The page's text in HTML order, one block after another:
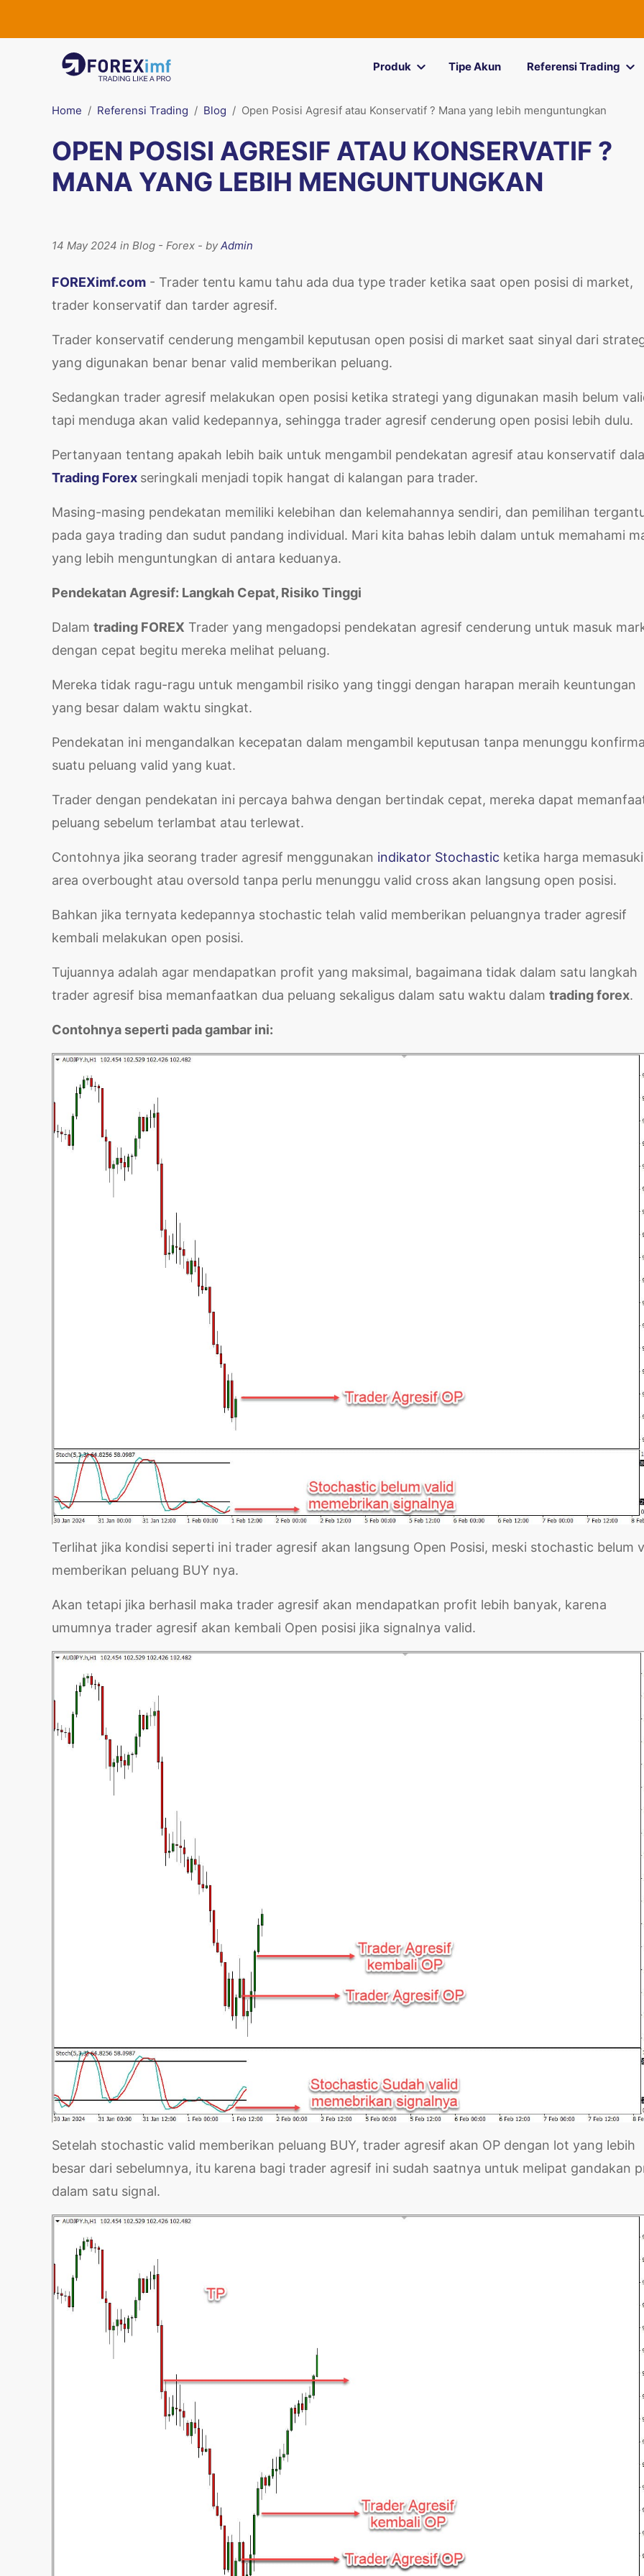
Produk Tipe Akun Referensi Trading
Home Referensi Trading Blog Open Posisi Agresif atau Konservatif ? Mana yang lebih menguntungkan
OPEN POSISI AGRESIF ATAU KONSERVATIF ?
MANA YANG LEBIH MENGUNTUNGKAN
14 May 2024 in Blog - Forex - byAdmin
FOREXimf.com - Trader tentu kamu tahu ada dua type trader ketika saat open posisi di market,
trader konservatif dan tarder agresif.
Trader konservatif cenderung mengambil keputusan open posisi di market saat sinyal dari
yang digunakan benar benar valid memberikan peluang.
Sedangkan trader agresif melakukan open posisi ketika strategi yang digunakan masih belum
tapi menduga akan valid kedepannya, sehingga trader agresif cenderung open posisi lebih dulu.
Pertanyaan tentang apakah lebih baik untuk mengambil pendekatan agresif atau konservatif
Trading Forex seringkali menjadi topik hangat di kalangan para trader.
Masing-masing pendekatan memiliki kelebihan dan kelemahannya sendiri, dan pemilihan
pada gaya trading dan sudut pandang individual. Mari kita bahas lebih dalam untuk memahami
yang lebih menguntungkan di antara keduanya.
Pendekatan Agresif: Langkah Cepat, Risiko Tinggi
Dalam trading FOREX Trader yang mengadopsi pendekatan agresif cenderung untuk masuk
dengan cepat begitu mereka melihat peluang.
Mereka tidak ragu-ragu untuk mengambil risiko yang tinggi dengan harapan meraih keuntungan
yang besar dalam waktu singkat.
Pendekatan ini mengandalkan kecepatan dalam mengambil keputusan tanpa menunggu
suatu peluang valid yang kuat.
Trader dengan pendekatan ini percaya bahwa dengan bertindak cepat, mereka dapat
peluang sebelum terlambat atau terlewat.
Contohnya jika seorang trader agresif menggunakan indikator Stochastic ketika harga memasuki
area overbought atau oversold tanpa perlu menunggu valid cross akan langsung open posisi.
Bahkan jika ternyata kedepannya stochastic telah valid memberikan peluangnya trader agresif
kembali melakukan open posisi.
Tujuannya adalah agar mendapatkan profit yang maksimal, bagaimana tidak dalam satu langkah
trader agresif bisa memanfaatkan dua peluang sekaligus dalam satu waktu dalam trading forex.
Contohnya seperti pada gambar ini:
Terlihat jika kondisi seperti ini trader agresif akan langsung Open Posisi, meski stochastic belum
memberikan peluang BUY nya.
Akan tetapi jika berhasil maka trader agresif akan mendapatkan profit lebih banyak, karena
umumnya trader agresif akan kembali Open posisi jika signalnya valid.
Setelah stochastic valid memberikan peluang BUY, trader agresif akan OP dengan lot yang lebih
besar dari sebelumnya, itu karena bagi trader agresif ini sudah saatnya untuk melipat gandakan
dalam satu signal.